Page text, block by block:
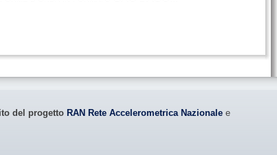
del progetto RAN Rete Accelerometrica Nazionale e